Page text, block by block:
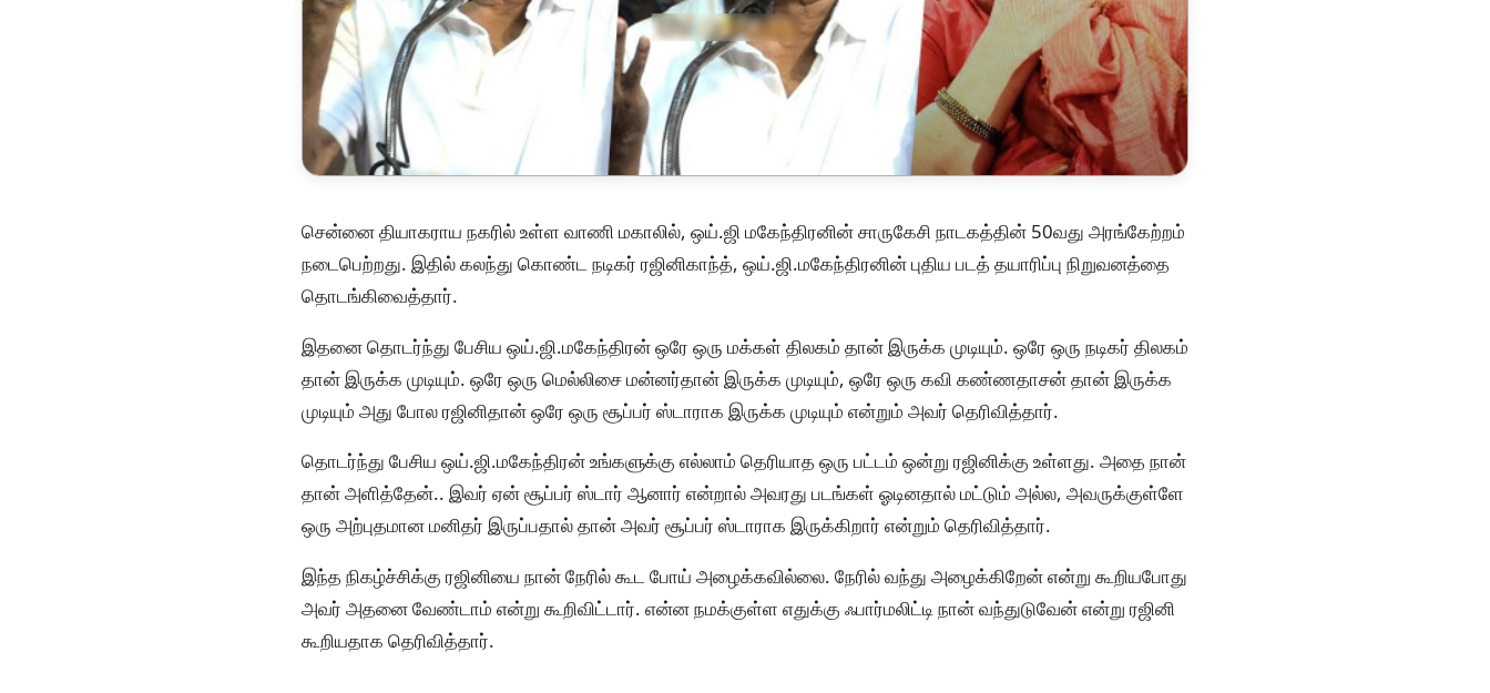
சென்னை தியாகராய நகரில் உள்ள வாணி மகாலில், ஒய்.ஜி மகேந்திரனின் சாருகேசி நாடகத்தின் 50வது அரங்கேற்றம்
நடைபெற்றது. இதில் கலந்து கொண்ட நடிகர் ரஜினிகாந்த், ஒய்.ஜி.மகேந்திரனின் புதிய படத் தயாரிப்பு நிறுவனத்தை
தொடங்கிவைத்தார்.
இதனை தொடர்ந்து பேசிய ஒய்.ஜி.மகேந்திரன் ஒரே ஒரு மக்கள் திலகம் தான் இருக்க முடியும். ஒரே ஒரு நடிகர் திலகம்
தான் இருக்க முடியும். ஒரே ஒரு மெல்லிசை மன்னர்தான் இருக்க முடியும், ஒரே ஒரு கவி கண்ணதாசன் தான் இருக்க
முடியும் அது போல ரஜினிதான் ஒரே ஒரு சூப்பர் ஸ்டாராக இருக்க முடியும் என்றும் அவர் தெரிவித்தார்.
தொடர்ந்து பேசிய ஒய்.ஜி.மகேந்திரன் உங்களுக்கு எல்லாம் தெரியாத ஒரு பட்டம் ஒன்று ரஜினிக்கு உள்ளது. அதை நான்
தான் அளித்தேன்.. இவர் ஏன் சூப்பர் ஸ்டார் ஆனார் என்றால் அவரது படங்கள் ஓடினதால் மட்டும் அல்ல, அவருக்குள்ளே
ஒரு அற்புதமான மனிதர் இருப்பதால் தான் அவர் சூப்பர் ஸ்டாராக இருக்கிறார் என்றும் தெரிவித்தார்.
இந்த நிகழ்ச்சிக்கு ரஜினியை நான் நேரில் கூட போய் அழைக்கவில்லை. நேரில் வந்து அழைக்கிறேன் என்று கூறியபோது
அவர் அதனை வேண்டாம் என்று கூறிவிட்டார். என்ன நமக்குள்ள எதுக்கு ஃபார்மலிட்டி நான் வந்துடுவேன் என்று ரஜினி
கூறியதாக தெரிவித்தார்.